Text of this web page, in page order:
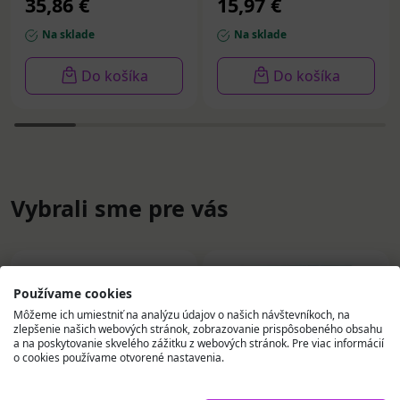
Na sklade
Do košíka
Na sklade
Do košíka
Vybrali sme pre vás
Používame cookies
Môžeme ich umiestniť na analýzu údajov o našich návštevníkoch, na
zlepšenie našich webových stránok, zobrazovanie prispôsobeného obsahu
a na poskytovanie skvelého zážitku z webových stránok. Pre viac informácií
o cookies používame otvorené nastavenia.